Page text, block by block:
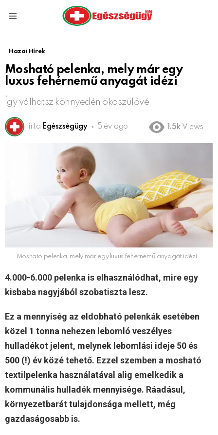
Hazai Hírek
Mosható pelenka, mely már egy
luxus fehérnemű anyagát idézi
Így válhatsz könnyedén ökoszülővé
írta Egészségügy 5 év ago 1.5k Views
Mosható pelenka, mely már egy luxus fehérnemű anyagát idézi
4.000-6.000 pelenka is elhasználódhat, mire egy
kisbaba nagyjából szobatiszta lesz.
Ez a mennyiség az eldobható pelenkák esetében
közel 1 tonna nehezen lebomló veszélyes
hulladékot jelent, melynek lebomlási ideje 50 és
500 (!) év közé tehető. Ezzel szemben a mosható
textilpelenka használatával alig emelkedik a
kommunális hulladék mennyisége. Ráadásul,
környezetbarát tulajdonsága mellett, még
gazdaságosabb is.